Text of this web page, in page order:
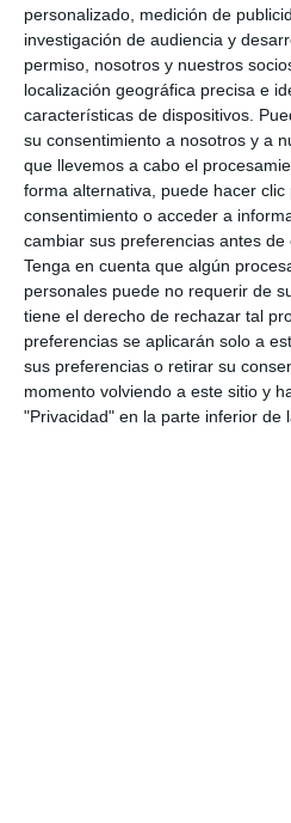
personalizado, medición de
investigación de audiencia y
permiso, nosotros y nuestros
localización geográfica precisa e
características de dispositivos.
su consentimiento a nosotros y a
que llevemos a cabo el
forma alternativa, puede hacer clic
consentimiento o acceder a
cambiar sus preferencias antes de
Tenga en cuenta que algún
personales puede no requerir de
tiene el derecho de rechazar tal
preferencias se aplicarán solo a
sus preferencias o retirar su
momento volviendo a este sitio y
"Privacidad" en la parte inferior de